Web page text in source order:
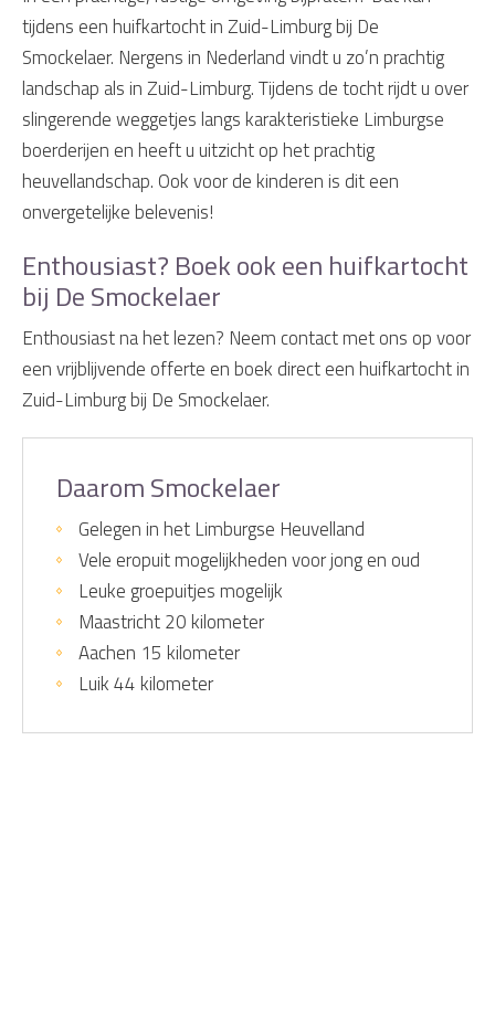
tijdens een huifkartocht in Zuid-Limburg bij De
Smockelaer. Nergens in Nederland vindt u zo’n prachtig
landschap als in Zuid-Limburg. Tijdens de tocht rijdt u over
slingerende weggetjes langs karakteristieke Limburgse
boerderijen en heeft u uitzicht op het prachtig
heuvellandschap. Ook voor de kinderen is dit een
onvergetelijke belevenis!
Enthousiast? Boek ook een huifkartocht
bij De Smockelaer
Enthousiast na het lezen? Neem contact met ons op voor
een vrijblijvende offerte en boek direct een huifkartocht in
Zuid-Limburg bij De Smockelaer.
Daarom Smockelaer
Gelegen in het Limburgse Heuvelland
Vele eropuit mogelijkheden voor jong en oud
Leuke groepuitjes mogelijk
Maastricht 20 kilometer
Aachen 15 kilometer
Luik 44 kilometer